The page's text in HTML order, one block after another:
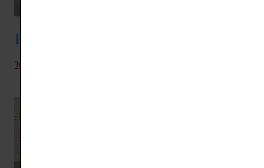
112學年英國遊教育旅行
2024-06-20